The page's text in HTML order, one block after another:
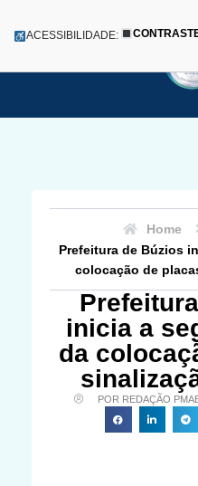
para
ACESSIBILIDADE:
Home
Prefeitura de Búzios
colocação de
inicia a
da
POR REDAÇÃO